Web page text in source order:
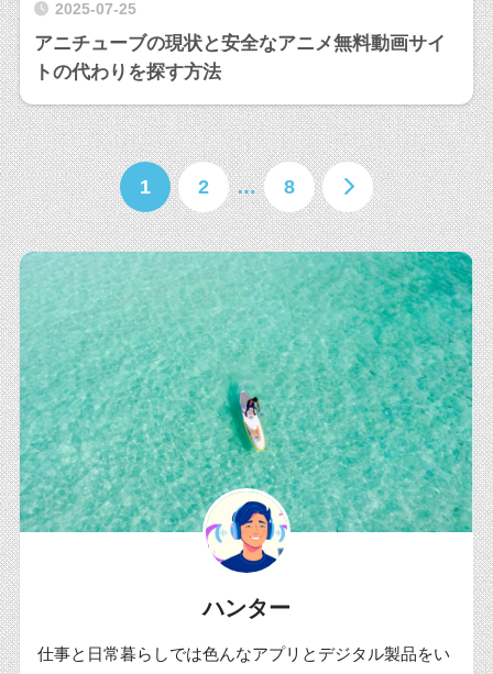
2025-07-25
アニチューブの現状と安全なアニメ無料動画サイ
トの代わりを探す方法
1 2 … 8
ハンター
仕事と日常暮らしでは色んなアプリとデジタル製品をい